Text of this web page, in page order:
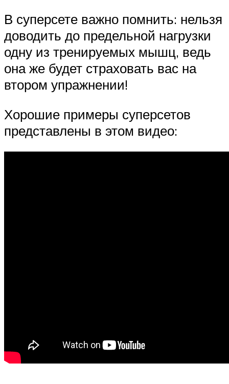
В суперсете важно помнить: нельзя
доводить до предельной нагрузки
одну из тренируемых мышц, ведь
она же будет страховать вас на
втором упражнении!
Хорошие примеры суперсетов
представлены в этом видео: